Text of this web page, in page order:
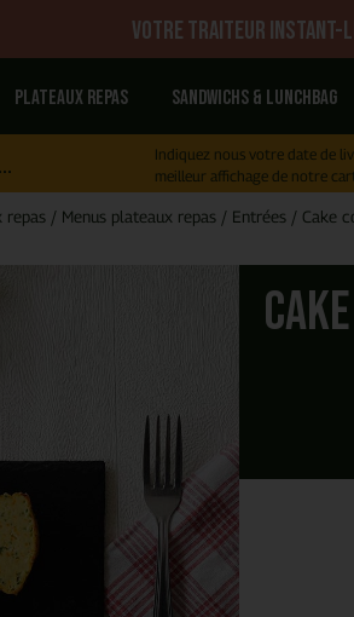
Votre traiteur Instant-
Plateaux repas Sandwichs & Lunchbag
Indiquez nous votre date de
meilleur affichage de notre
repas / Menus plateaux repas / Entrées / Cake